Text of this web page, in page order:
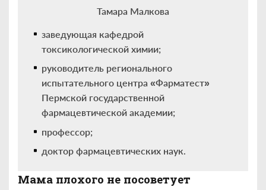
Тамара Малкова
заведующая кафедрой
токсикологической химии;
руководитель регионального
испытательного центра «Фарматест»
Пермской государственной
фармацевтической академии;
профессор;
доктор фармацевтических наук.
Мама плохого не посоветует